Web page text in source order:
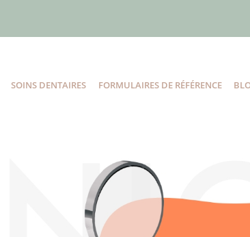
SOINS DENTAIRES FORMULAIRES DE RÉFÉRENCE